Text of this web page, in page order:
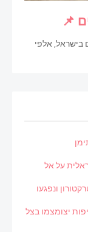
📌
בישראל, אלפי
על אל
ונפגעו
יצומצמו בצל